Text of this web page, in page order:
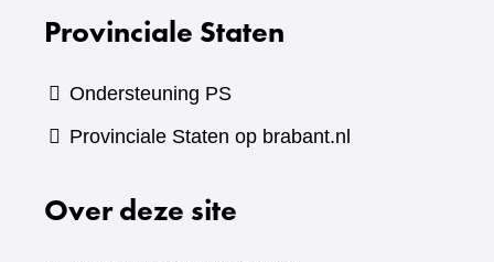
Provinciale Staten
Ondersteuning PS
Provinciale Staten op brabant.nl
Over deze site